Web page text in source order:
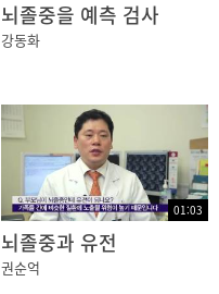
뇌졸중을 예측 검사
강동화
01:03
뇌졸중과 유전
권순억